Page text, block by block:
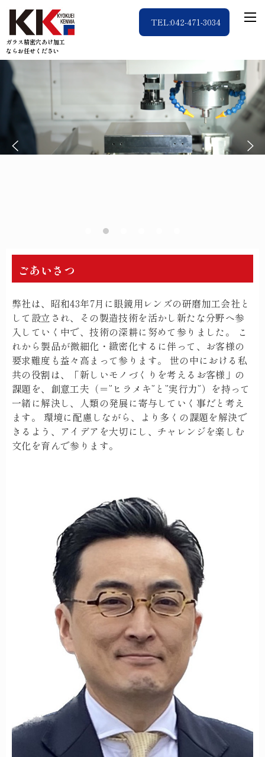
ガラス精密穴あけ加工
ならお任せください
TEL:042-471-3034
ごあいさつ
弊社は、昭和43年7月に眼鏡用レンズの研磨加工会社と
して設立され、その製造技術を活かし新たな分野へ参
入していく中で、技術の深耕に努めて参りました。 こ
れから製品が微細化・緻密化するに伴って、お客様の
要求難度も益々高まって参ります。 世の中における私
共の役割は、「新しいモノづくりを考えるお客様」の
課題を、創意工夫（＝”ヒラメキ”と”実行力”）を持って
一緒に解決し、人類の発展に寄与していく事だと考え
ます。 環境に配慮しながら、より多くの課題を解決で
きるよう、アイデアを大切にし、チャレンジを楽しむ
文化を育んで参ります。